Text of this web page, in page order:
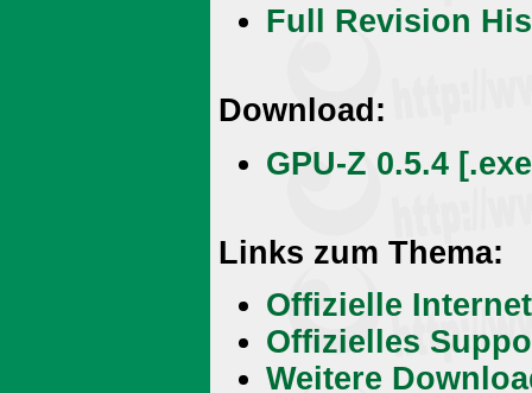
Full Revision
Download:
GPU-Z 0.5.4
Links zum Thema:
Offizielle
Offizielles
Weitere